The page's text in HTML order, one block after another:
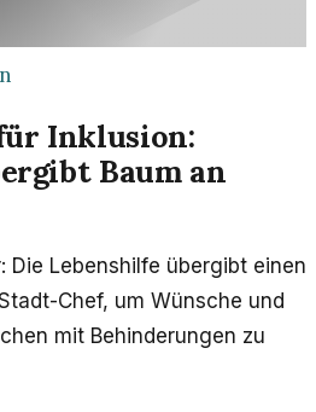
Inklusion:
Baum an
Die Lebenshilfe übergibt einen
Chef, um Wünsche und
mit Behinderungen zu